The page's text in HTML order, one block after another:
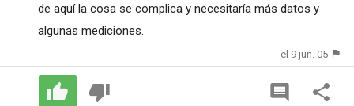
de aquí la cosa se complica y necesitaría más datos y
algunas mediciones.
el 9 jun. 05